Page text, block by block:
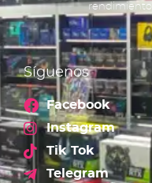
rendimiento.
Síguenos
Facebook
Instagram
Tik Tok
Telegram